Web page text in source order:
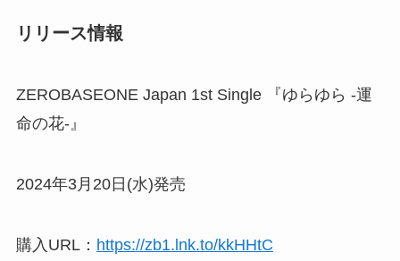
リリース情報
ZEROBASEONE Japan 1st Single 『ゆらゆら -運
命の花-』
2024年3月20日(水)発売
購入URL： https://zb1.lnk.to/kkHHtC